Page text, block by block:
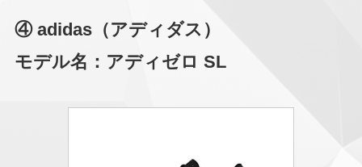
④ adidas（アディダス）
モデル名：アディゼロ SL